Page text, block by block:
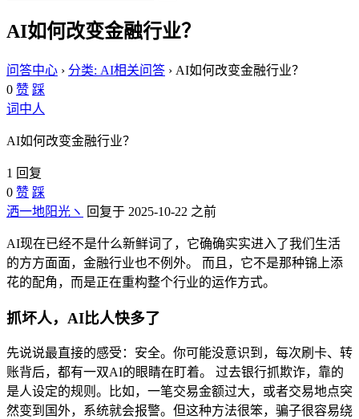
AI如何改变金融行业？
问答中心 › 分类: AI相关问答 › AI如何改变金融行业？
0 赞 踩
词中人
AI如何改变金融行业？
1 回复
0 赞 踩
洒一地阳光ヽ 回复于 2025-10-22 之前
AI现在已经不是什么新鲜词了，它确确实实进入了我们生活
的方方面面，金融行业也不例外。 而且，它不是那种锦上添
花的配角，而是正在重构整个行业的运作方式。
抓坏人，AI比人快多了
先说说最直接的感受：安全。你可能没意识到，每次刷卡、转
账背后，都有一双AI的眼睛在盯着。 过去银行抓欺诈，靠的
是人设定的规则。比如，一笔交易金额过大，或者交易地点突
然变到国外，系统就会报警。但这种方法很笨，骗子很容易绕